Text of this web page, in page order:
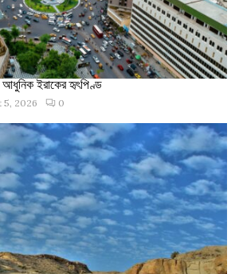
আধুনিক ইরাকের হৃৎপিণ্ড
5, 2026 0